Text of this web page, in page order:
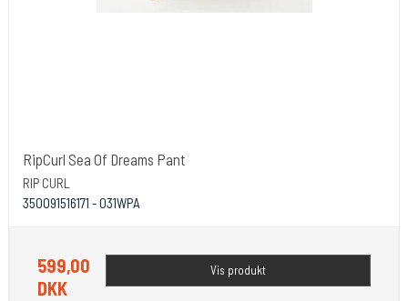
RipCurl Sea Of Dreams Pant
RIP CURL
350091516171 - 031WPA
599,00
DKK
Vis produkt